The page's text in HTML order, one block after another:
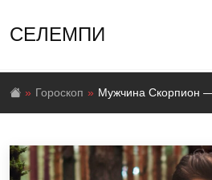
СЕЛЕМПИ
Гороскоп Мужчина Скорпион —